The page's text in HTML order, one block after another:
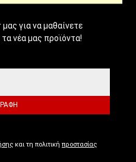
για να μαθαίνετε
νέα μας προϊόντα!
και τη πολιτική προστασίας